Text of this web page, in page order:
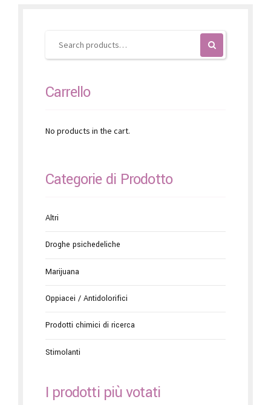
product
Carrello
No products in the cart.
Categorie di Prodotto
Altri
Droghe psichedeliche
Marijuana
Oppiacei / Antidolorifici
Prodotti chimici di ricerca
Stimolanti
I prodotti più votati